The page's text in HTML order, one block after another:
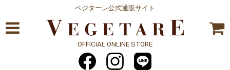
ベジターレ公式通販サイト
OFFICIAL ONLINE STORE